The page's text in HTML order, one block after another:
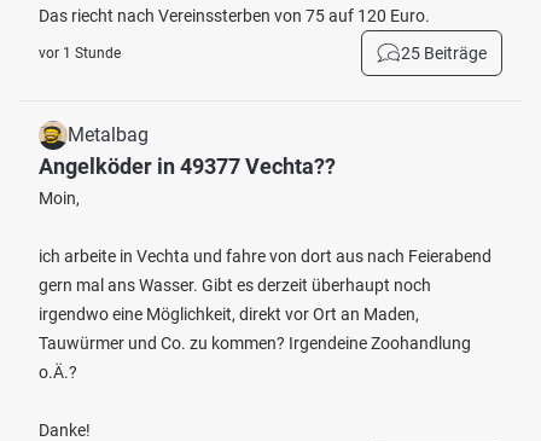
Das riecht nach Vereinssterben von 75 auf 120 Euro.
vor 1 Stunde 25 Beiträge
Metalbag
Angelköder in 49377 Vechta??
Moin,
ich arbeite in Vechta und fahre von dort aus nach Feierabend
gern mal ans Wasser. Gibt es derzeit überhaupt noch
irgendwo eine Möglichkeit, direkt vor Ort an Maden,
Tauwürmer und Co. zu kommen? Irgendeine Zoohandlung
o.Ä.?
Danke!